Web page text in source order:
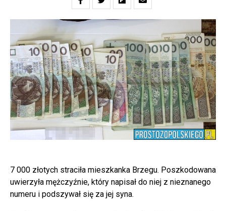
7 000 złotych straciła mieszkanka Brzegu. Poszkodowana
uwierzyła mężczyźnie, który napisał do niej z nieznanego
numeru i podszywał się za jej syna.